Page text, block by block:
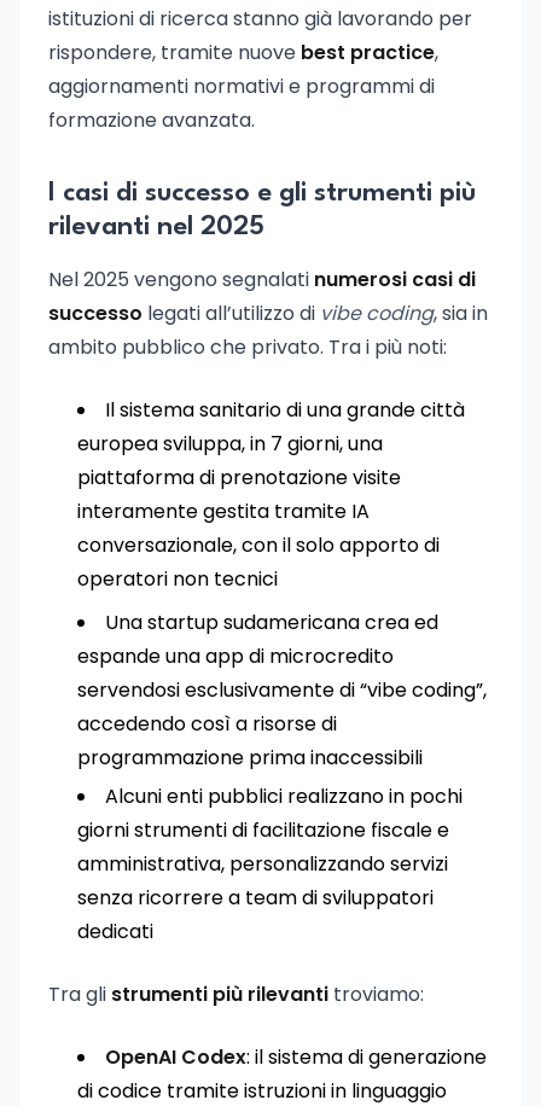
istituzioni di ricerca stanno già lavorando per
rispondere, tramite nuove best practice,
aggiornamenti normativi e programmi di
formazione avanzata.
I casi di successo e gli strumenti più
rilevanti nel 2025
Nel 2025 vengono segnalati numerosi casi di
successo legati all’utilizzo di vibe coding, sia in
ambito pubblico che privato. Tra i più noti:
Il sistema sanitario di una grande città
europea sviluppa, in 7 giorni, una
piattaforma di prenotazione visite
interamente gestita tramite IA
conversazionale, con il solo apporto di
operatori non tecnici
Una startup sudamericana crea ed
espande una app di microcredito
servendosi esclusivamente di “vibe coding”,
accedendo così a risorse di
programmazione prima inaccessibili
Alcuni enti pubblici realizzano in pochi
giorni strumenti di facilitazione fiscale e
amministrativa, personalizzando servizi
senza ricorrere a team di sviluppatori
dedicati
Tra gli strumenti più rilevanti troviamo:
OpenAI Codex: il sistema di generazione
di codice tramite istruzioni in linguaggio